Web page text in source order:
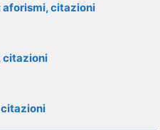
aforismi, citazioni
citazioni
citazioni